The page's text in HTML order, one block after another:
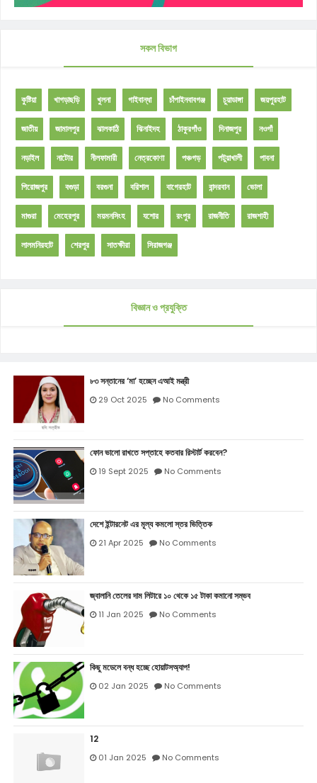
সকল বিভাগ
কুষ্টিয়া খাগড়াছড়ি খুলনা গাইবান্ধা চাঁপাইনবাবগঞ্জ চুয়াডাঙ্গা জয়পুরহাট
জাতীয় জামালপুর ঝালকাঠি ঝিনাইদহ ঠাকুরগাঁও দিনাজপুর নওগাঁ
নড়াইল নাটোর নীলফামারী নেত্রকোণা পঞ্চগড় পটুয়াখালী পাবনা
পিরোজপুর বগুড়া বরগুনা বরিশাল বাগেরহাট বান্দরবান ভোলা
মাগুরা মেহেরপুর ময়মনসিংহ যশোর রংপুর রাজনীতি রাজশাহী
লালমনিরহাট শেরপুর সাতক্ষীরা সিরাজগঞ্জ
বিজ্ঞান ও প্রযুক্তি
৮৩ সন্তানের ‘মা’ হচ্ছেন এআই মন্ত্রী
29 Oct 2025 No Comments
ফোন ভালো রাখতে সপ্তাহে কতবার রিস্টার্ট করবেন?
19 Sept 2025 No Comments
দেশে ইন্টারনেট এর মূল্য কমলো স্তর ভিত্তিক
21 Apr 2025 No Comments
জ্বালানি তেলের দাম লিটারে ১০ থেকে ১৫ টাকা কমানো সম্ভব
11 Jan 2025 No Comments
কিছু মডেলে বন্ধ হচ্ছে হোয়াটসঅ্যাপ!
02 Jan 2025 No Comments
12
01 Jan 2025 No Comments